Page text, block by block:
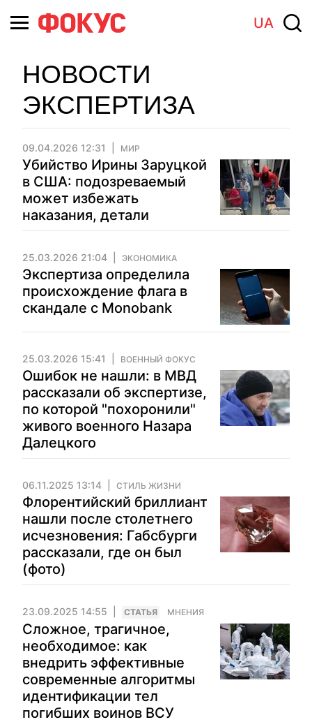
UA
НОВОСТИ
ЭКСПЕРТИЗА
09.04.2026 12:31 МИР
Убийство Ирины Заруцкой
в США: подозреваемый
может избежать
наказания, детали
25.03.2026 21:04 ЭКОНОМИКА
Экспертиза определила
происхождение флага в
скандале с Monobank
25.03.2026 15:41 ВОЕННЫЙ ФОКУС
Ошибок не нашли: в МВД
рассказали об экспертизе,
по которой "похоронили"
живого военного Назара
Далецкого
06.11.2025 13:14 СТИЛЬ ЖИЗНИ
Флорентийский бриллиант
нашли после столетнего
исчезновения: Габсбурги
рассказали, где он был
(фото)
23.09.2025 14:55 CТАТЬЯ МНЕНИЯ
Сложное, трагичное,
необходимое: как
внедрить эффективные
современные алгоритмы
идентификации тел
погибших воинов ВСУ